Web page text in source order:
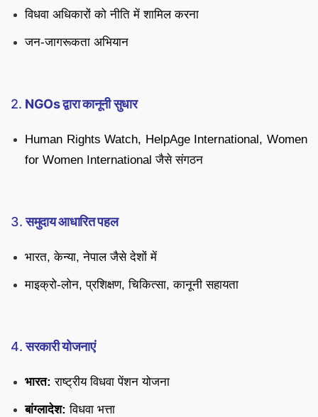
विधवा अधिकारों को नीति में शामिल करना
जन-जागरूकता अभियान
2. NGOs द्वारा कानूनी सुधार
Human Rights Watch, HelpAge International, Women
for Women International जैसे संगठन
3.समुदाय आधारित पहल
भारत, केन्या, नेपाल जैसे देशों में
माइक्रो-लोन, प्रशिक्षण, चिकित्सा, कानूनी सहायता
4.सरकारी योजनाएं
भारत: राष्ट्रीय विधवा पेंशन योजना
बांग्लादेश: विधवा भत्ता